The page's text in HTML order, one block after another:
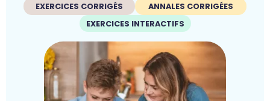
EXERCICES CORRIGÉS
ANNALES CORRIGÉES
EXERCICES INTERACTIFS